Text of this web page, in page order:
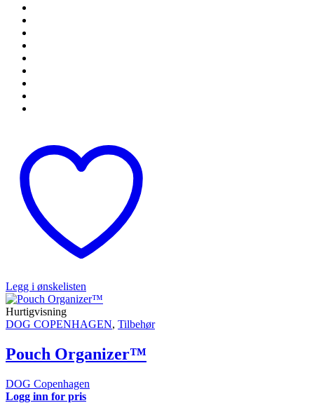
Legg i ønskelisten
Hurtigvisning
DOG COPENHAGEN, Tilbehør
Pouch Organizer™
DOG Copenhagen
Logg inn for pris